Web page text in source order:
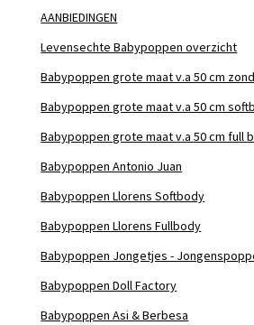
AANBIEDINGEN
Levensechte Babypoppen overzicht
Babypoppen grote maat v.a 50 cm
Babypoppen grote maat v.a 50 cm
Babypoppen grote maat v.a 50 cm full
Babypoppen Antonio Juan
Babypoppen Llorens Softbody
Babypoppen Llorens Fullbody
Babypoppen Jongetjes -
Babypoppen Doll Factory
Babypoppen Asi & Berbesa